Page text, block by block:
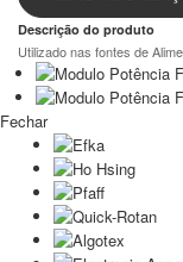
Descrição do produto
Utilizado nas fontes de
Fechar